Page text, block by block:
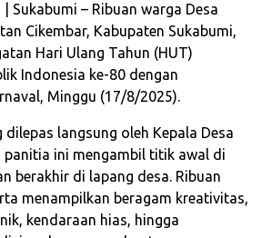
| Sukabumi – Ribuan warga Desa
Cikembar, Kabupaten Sukabumi,
Hari Ulang Tahun (HUT)
Indonesia ke-80 dengan
Minggu (17/8/2025).
dilepas langsung oleh Kepala Desa
panitia ini mengambil titik awal di
berakhir di lapang desa. Ribuan
menampilkan beragam kreativitas,
kendaraan hias, hingga